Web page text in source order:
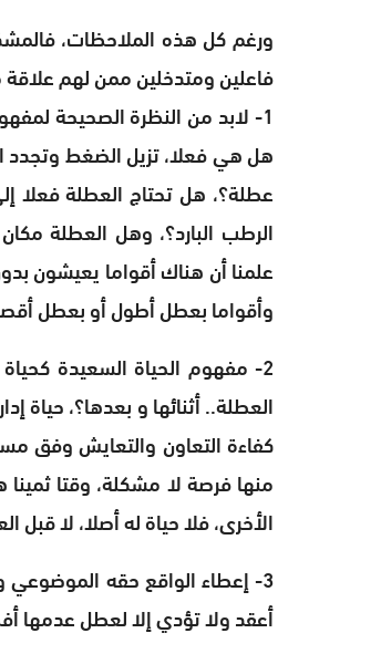
ورغم كل هذه الملاحظات،
فاعلين ومتدخلين ممن لهم علاقة
1- لابد من النظرة الصحيحة
هل هي فعلا، تزيل الضغط وتجدد
عطلة؟، هل تحتاج العطلة فعلا
الرطب البارد؟، وهل العطلة
علمنا أن هناك أقواما يعيشون
وأقواما بعطل أطول أو بعطل
2- مفهوم الحياة السعيدة
العطلة.. أثنائها و بعدها؟، حياة
كفاءة التعاون والتعايش وفق
منها فرصة لا مشكلة، وقتا
الأخرى، فلا حياة له أصلا، لا
3- إعطاء الواقع حقه
أعقد ولا تؤدي إلا لعطل عدمها